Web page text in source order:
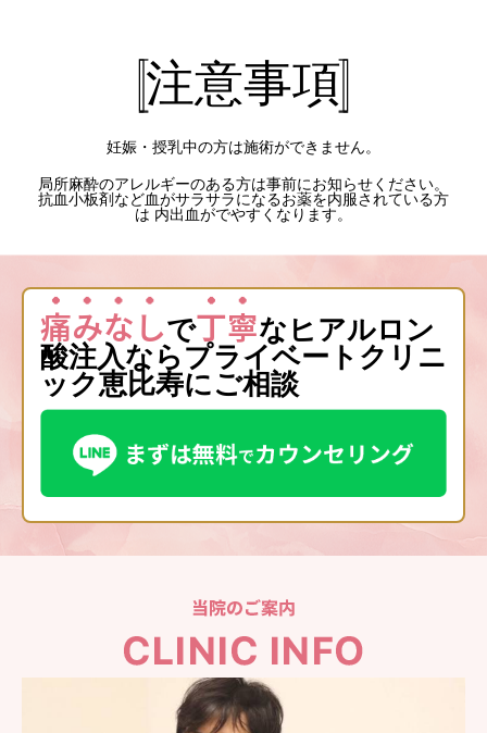
注意事項
妊娠・授乳中の方は施術ができません。
局所麻酔のアレルギーのある方は事前にお知らせください。
抗血小板剤など血がサラサラになるお薬を内服されている方
は 内出血がでやすくなります。
痛みなしで丁寧なヒアルロン
酸注入ならプライベートクリニ
ック恵比寿にご相談